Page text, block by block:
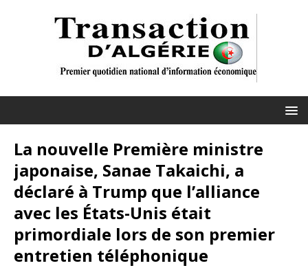
La nouvelle Première ministre
japonaise, Sanae Takaichi, a
déclaré à Trump que l’alliance
avec les États-Unis était
primordiale lors de son premier
entretien téléphonique